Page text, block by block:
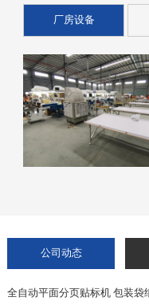
厂房设备
公司动态
全自动平面分页贴标机 包装袋